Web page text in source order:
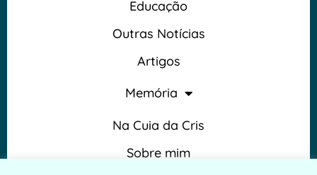
Educação
Outras Notícias
Artigos
Memória
Na Cuia da Cris
Sobre mim